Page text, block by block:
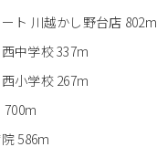
ト 川越かし野台店 802m
中学校 337m
小学校 267m
700m
586m